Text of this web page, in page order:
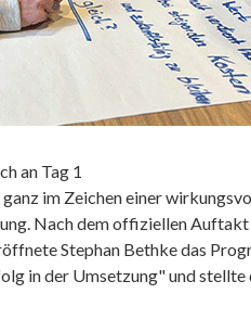
an Tag 1
im Zeichen einer
Nach dem offiziellen
Stephan Bethke das
in der Umsetzung" und stellte